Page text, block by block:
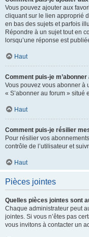
Vous pouvez ajouter aux
cliquant sur le lien approprié
en bas des sujets et parfois
Répondre à un sujet tout en
lorsqu’une réponse est
Haut
Comment puis-je
Vous pouvez vous abonner à
« S’abonner au forum » situé
Haut
Comment puis-je résilier
Pour résilier vos
contrôle de l’utilisateur et
Haut
Pièces jointes
Quelles pièces jointes sont
Chaque administrateur peut
jointes. Si vous n’êtes pas
vous invitons à contacter un